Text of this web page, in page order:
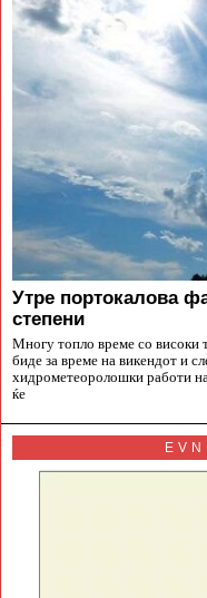
Утре портокалова
степени
Многу топло време со високи
биде за време на викендот и
хидрометеоролошки работи на
ќе